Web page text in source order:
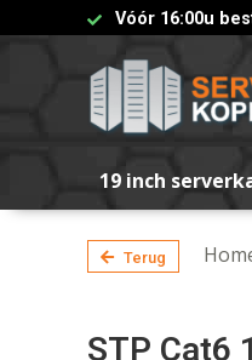
Vóór 16:00u
19 inch
Terug
STP Cat6